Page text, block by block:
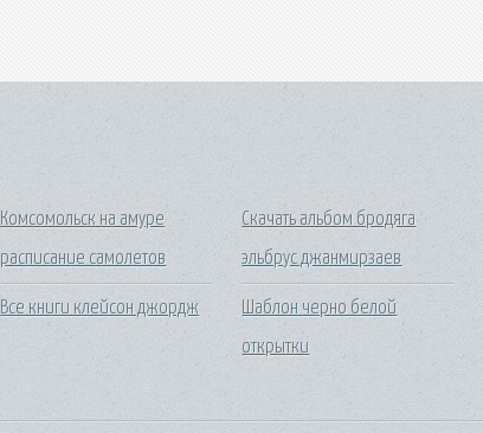
Комсомольск на амуре
расписание самолетов
Все книги клейсон джордж
Скачать альбом бродяга
эльбрус джанмирзаев
Шаблон черно белой
открытки